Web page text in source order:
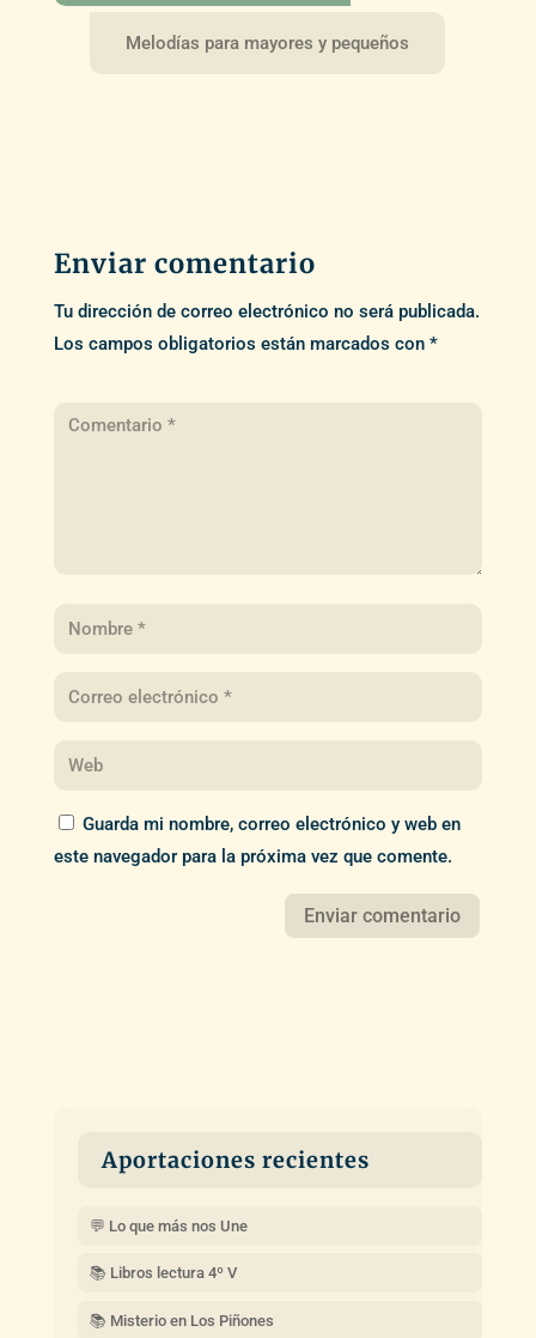
Melodías para mayores y pequeños
Enviar comentario
Tu dirección de correo electrónico no será publicada.
Los campos obligatorios están marcados con *
Guarda mi nombre, correo electrónico y web en
este navegador para la próxima vez que comente.
Aportaciones recientes
💬 Lo que más nos Une
📚 Libros lectura 4º V
📚 Misterio en Los Piñones